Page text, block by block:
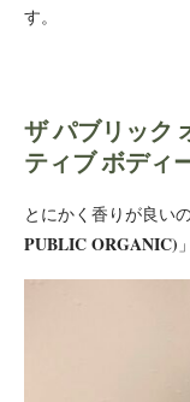
す。
ザ パブリック
ティブ ボディ
とにかく香りが良い
PUBLIC ORGANIC)